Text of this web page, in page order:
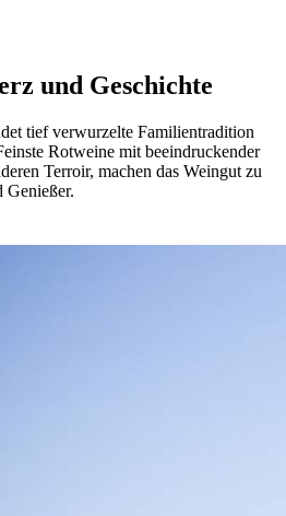
und Geschichte
tief verwurzelte Familientradition
Rotweine mit beeindruckender
Terroir, machen das Weingut zu
Genießer.